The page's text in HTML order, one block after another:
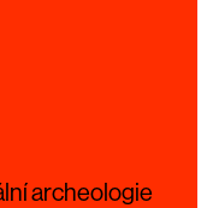
archeologie